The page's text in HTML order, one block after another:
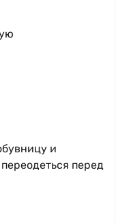
и
перед